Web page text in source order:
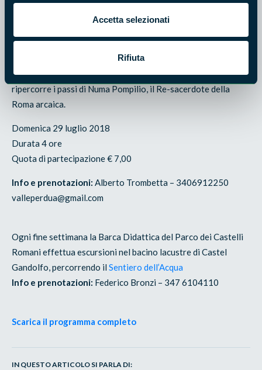
Accetta selezionati
Rifiuta
Un sentiero magico, tra natura, storia e leggenda, che
ripercorre i passi di Numa Pompilio, il Re-sacerdote della
Roma arcaica.
Domenica 29 luglio 2018
Durata 4 ore
Quota di partecipazione € 7,00
Info e prenotazioni: Alberto Trombetta – 3406912250
valleperdua@gmail.com
Ogni fine settimana la Barca Didattica del Parco dei Castelli
Romani effettua escursioni nel bacino lacustre di Castel
Gandolfo, percorrendo ilSentiero dell’Acqua
Info e prenotazioni: Federico Bronzi – 347 6104110
Scarica il programma completo
IN QUESTO ARTICOLO SI PARLA DI: